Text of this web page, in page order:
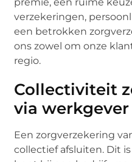
verzekeringen,
een betrokken
ons zowel om onze
regio.
Collectiviteit
via werkgever
Een zorgverzekering
collectief afsluiten. Dit